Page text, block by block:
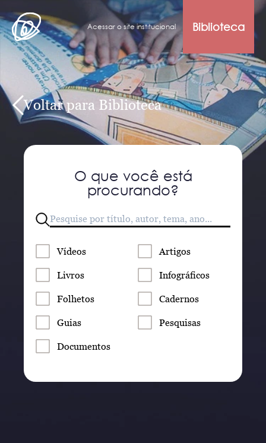
Acessar o site institucional Biblioteca
Voltar para Biblioteca
O que você está
procurando?
Vídeos Artigos
Livros Infográficos
Folhetos Cadernos
Guias Pesquisas
Documentos